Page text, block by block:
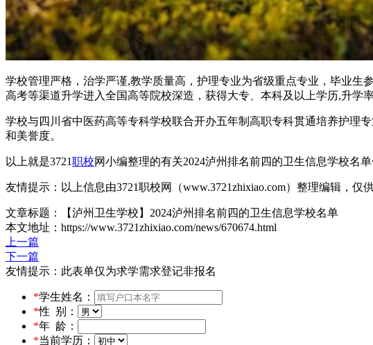
学校管理严格，治学严谨,教学质量高，护理专业为省级重点专业，毕业生
高考等渠道升学进入全国高等院校深造，获得大专、本科及以上学历,升学率
学校与四川省中医药高等专科学校联合开办五年制高职专科贯通培养护理
和美誉度。
以上就是3721职校网小编整理的有关2024泸州排名前四的卫生信息学校名
友情提示：以上信息由3721职校网（www.3721zhixiao.com）整理编辑，仅供
文章标题：【泸州卫生学校】2024泸州排名前四的卫生信息学校名单
本文地址：https://www.3721zhixiao.com/news/670674.html
上一篇
下一篇
友情提示：此表单仅为求学需求登记非报名
*学生姓名：
*性 别：
*年 龄：
*当前学历：